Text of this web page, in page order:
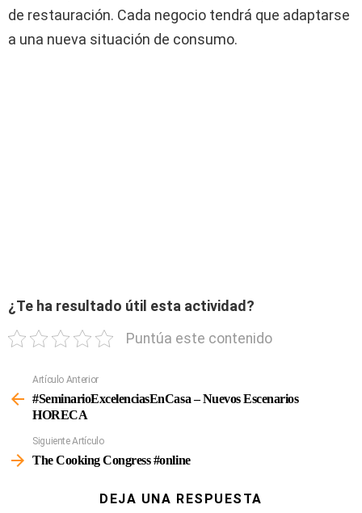
de restauración. Cada negocio tendrá que adaptarse
a una nueva situación de consumo.
¿Te ha resultado útil esta actividad?
Puntúa este contenido
Más
Artículo Anterior
#SeminarioExcelenciasEnCasa – Nuevos Escenarios
HORECA
Siguiente Artículo
The Cooking Congress #online
DEJA UNA RESPUESTA